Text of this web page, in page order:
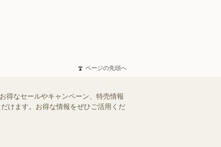
ページの先頭へ
得なセールやキャンペーン、特売情報
けます。お得な情報をぜひご活用くだ